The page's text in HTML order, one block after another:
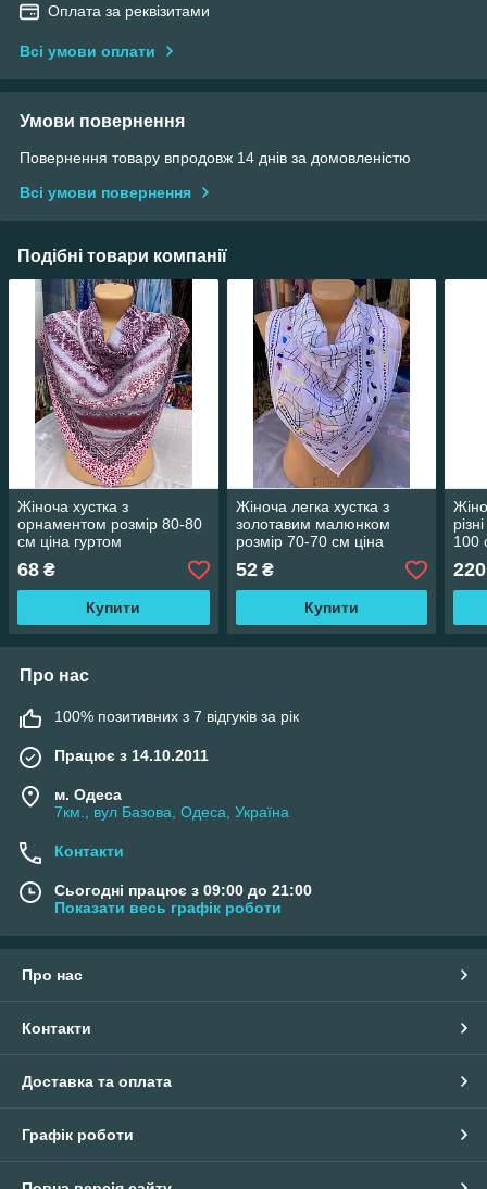
Оплата за реквізитами
Всі умови оплати
Умови повернення
Повернення товару впродовж 14 днів за домовленістю
Всі умови повернення
Подібні товари компанії
Жіноча хустка з
орнаментом розмір 80-80
см ціна гуртом
68 ₴
Купити
Жіноча легка хустка з
золотавим малюнком
розмір 70-70 см ціна
гуртом
52₴
Купити
100
220
Про нас
100% позитивних з 7 відгуків за рік
Працює з 14.10.2011
м. Одеса
7км., вул Базова, Одеса, Україна
Контакти
Сьогодні працює з 09:00 до 21:00
Показати весь графік роботи
Про нас
Контакти
Доставка та оплата
Графік роботи